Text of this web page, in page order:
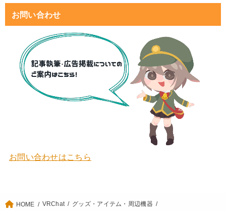
お問い合わせ
お問い合わせはこちら
HOME VRChat グッズ・アイテム・周辺機器